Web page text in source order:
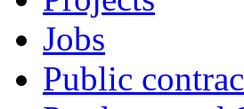
Jobs
Public